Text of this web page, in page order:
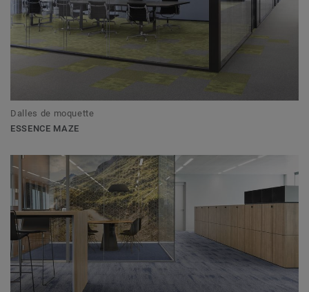
Dalles de moquette
ESSENCE MAZE